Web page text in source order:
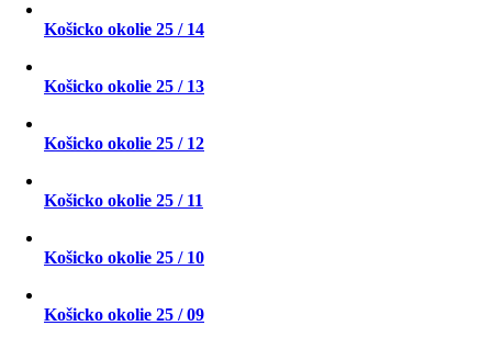
Košicko okolie 25 / 14
Košicko okolie 25 / 13
Košicko okolie 25 / 12
Košicko okolie 25 / 11
Košicko okolie 25 / 10
Košicko okolie 25 / 09